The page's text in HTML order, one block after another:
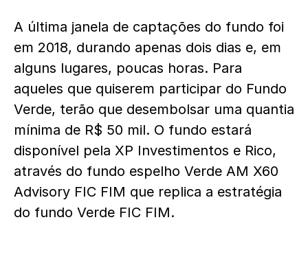
A última janela de captações do fundo foi
em 2018, durando apenas dois dias e, em
alguns lugares, poucas horas. Para
aqueles que quiserem participar do Fundo
Verde, terão que desembolsar uma quantia
mínima de R$ 50 mil. O fundo estará
disponível pela XP Investimentos e Rico,
através do fundo espelho Verde AM X60
Advisory FIC FIM que replica a estratégia
do fundo Verde FIC FIM.